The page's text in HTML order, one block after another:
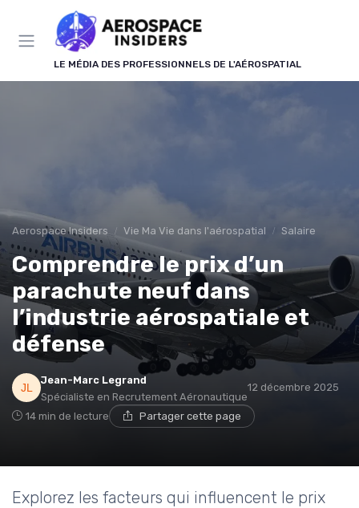
LE MÉDIA DES PROFESSIONNELS DE L'AÉROSPATIAL
Aerospace Insiders Vie Ma Vie dans l'aérospatial Salaire
Comprendre le prix d’un
parachute neuf dans
l’industrie aérospatiale et
défense
Jean-Marc Legrand
Spécialiste en Recrutement Aéronautique
12 décembre 2025
14 min de lecture Partager cette page
Explorez les facteurs qui influencent le prix
Panneau de gestion des cookies